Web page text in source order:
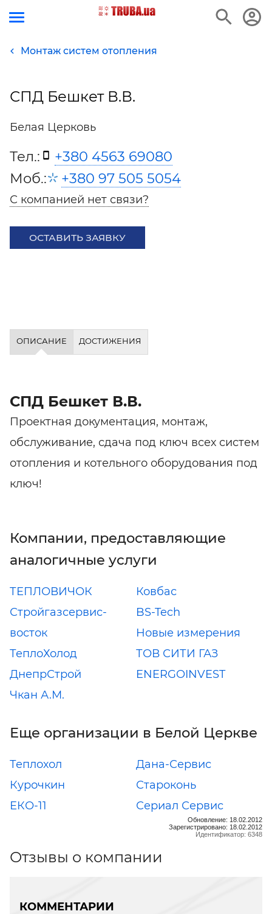
Монтаж систем отопления
СПД Бешкет В.В.
Белая Церковь
Тел.:
+380 4563 69080
Моб.:
+380 97 505 5054
С компанией нет связи?
ОСТАВИТЬ ЗАЯВКУ
ОПИСАНИЕ ДОСТИЖЕНИЯ
СПД Бешкет В.В.
Проектная документация, монтаж,
обслуживание, сдача под ключ всех систем
отопления и котельного оборудования под
ключ!
Компании, предоставляющие
аналогичные услуги
ТЕПЛОВИЧОК
Ковбас
Стройгазсервис-
восток
BS-Tech
Новые измерения
ТеплоХолод
ТОВ СИТИ ГАЗ
ДнепрСтрой
ENERGOINVEST
Чкан А.М.
Еще организации в Белой Церкве
Теплохол
Дана-Сервис
Курочкин
Староконь
ЕКО-11
Сериал Сервис
Обновление: 18.02.2012
Зарегистрировано: 18.02.2012
Идентификатор: 6348
Отзывы о компании
КОММЕНТАРИИ